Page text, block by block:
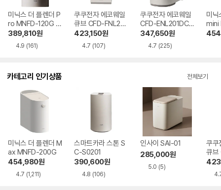
미닉스 더 플렌더 P
ro MNFD-120G 일
반구매
389,810원
4.9 (161)
쿠쿠전자 에코웨일
큐브 CFD-FNL201
DCGW 일반구매
423,150원
4.7 (107)
쿠쿠전자 에코웨일
CFD-ENL201DCG
W 일반구매
347,650원
4.7 (225)
미닉
mini
카테고리 인기상품 전체보기
미닉스 더 플렌더 M
ax MNFD-200G
454,980원
4.7 (1,211)
스마트카라 스톤 S
C-S0201
390,600원
4.8 (106)
인사이 SAI-01
285,000원
5.0 (5)
쿠쿠
큐브